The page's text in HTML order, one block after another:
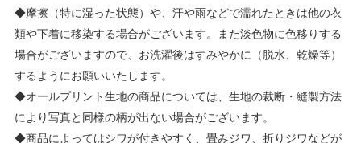
◆摩擦（特に湿った状態）や、汗や雨などで濡れたときは他の衣
類や下着に移染する場合がございます。また淡色物に色移りする
場合がございますので、お洗濯後はすみやかに（脱水、乾燥等）
するようにお願いいたします。
◆オールプリント生地の商品については、生地の裁断・縫製方法
により写真と同様の柄が出ない場合がございます。
◆商品によってはシワが付きやすく、畳みジワ、折りジワなどが